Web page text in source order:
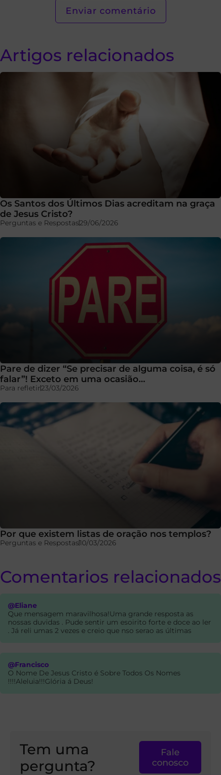
Artigos relacionados
Os Santos dos Últimos Dias acreditam na graça
de Jesus Cristo?
Perguntas e Respostas29/06/2026
Pare de dizer “Se precisar de alguma coisa, é só
falar”! Exceto em uma ocasião…
Para refletir23/03/2026
Por que existem listas de oração nos templos?
Perguntas e Respostas10/03/2026
Comentarios relacionados
@Eliane
Que mensagem maravilhosa!Uma grande resposta as
nossas duvidas . Pude sentir um esoirito forte e doce ao ler
. Já reli umas 2 vezes e creio que nso serao as últimas
@Francisco
O Nome De Jesus Cristo é Sobre Todos Os Nomes
!!!!Aleluia!!!Glória á Deus!
Tem uma
pergunta?
Fale
conosco